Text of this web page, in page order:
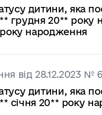
дитини, яка
** грудня 20**
народження
від 28.12.2023 №
дитини, яка
** січня 20** року